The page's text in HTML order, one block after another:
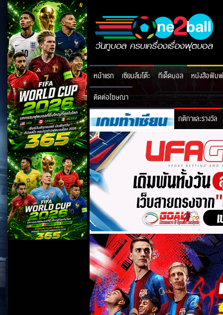
หน้าแรก เซียนล้มโต๊ะ ทีเด็ดบอล
หนังสือพิมพ์
ติดต่อโฆษณา
กติกาและรางวัล